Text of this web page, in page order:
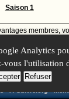
Saison 1
membres,
-Mise à jour le :
Analytics
vous l'utilisation
Refuser